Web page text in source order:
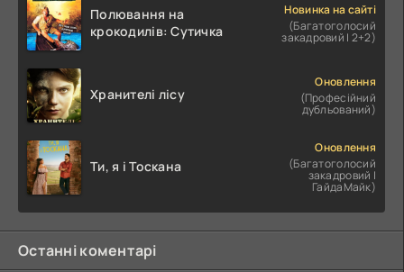
Полювання на
крокодилів: Сутичка
Новинка на сайті
(Багатоголосий
закадровий | 2+2)
Хранителі лісу
Оновлення
(Професійний
дубльований)
Ти, я і Тоскана
Оновлення
(Багатоголосий
закадровий |
ГайдаМайк)
Останні коментарі